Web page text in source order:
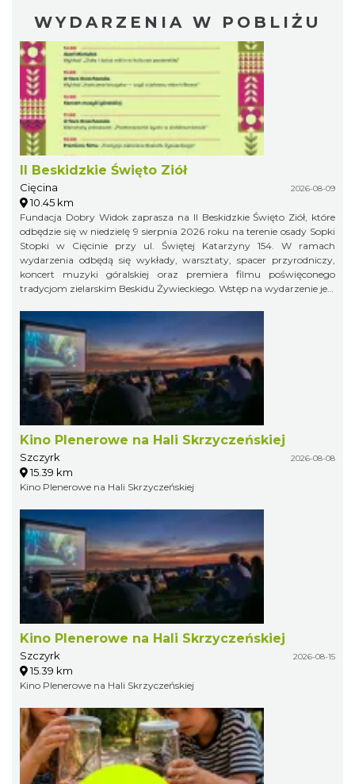
WYDARZENIA W POBLIŻU
II Beskidzkie Święto Ziół
Cięcina 2026-08-09
10.45 km
Fundacja Dobry Widok zaprasza na II Beskidzkie Święto Ziół, które
odbędzie się w niedzielę 9 sierpnia 2026 roku na terenie osady Sopki
Stopki w Cięcinie przy ul. Świętej Katarzyny 154. W ramach
wydarzenia odbędą się wykłady, warsztaty, spacer przyrodniczy,
koncert muzyki góralskiej oraz premiera filmu poświęconego
tradycjom zielarskim Beskidu Żywieckiego. Wstęp na wydarzenie jest
Kino Plenerowe na Hali Skrzyczeńskiej
Szczyrk 2026-08-08
15.39 km
Kino Plenerowe na Hali Skrzyczeńskiej
Kino Plenerowe na Hali Skrzyczeńskiej
Szczyrk 2026-08-15
15.39 km
Kino Plenerowe na Hali Skrzyczeńskiej